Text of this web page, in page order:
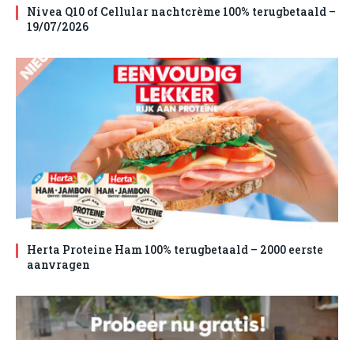
Nivea Q10 of Cellular nachtcrème 100% terugbetaald –
19/07/2026
Herta Proteine Ham 100% terugbetaald – 2000 eerste
aanvragen